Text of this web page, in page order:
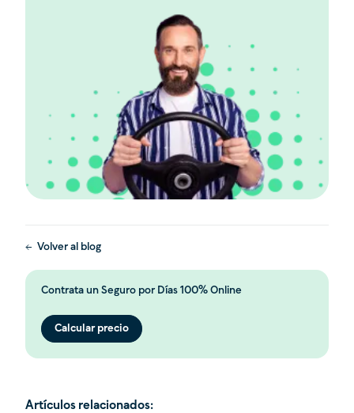
Volver al blog
Contrata un Seguro por Días 100% Online
Calcular precio
Artículos relacionados: